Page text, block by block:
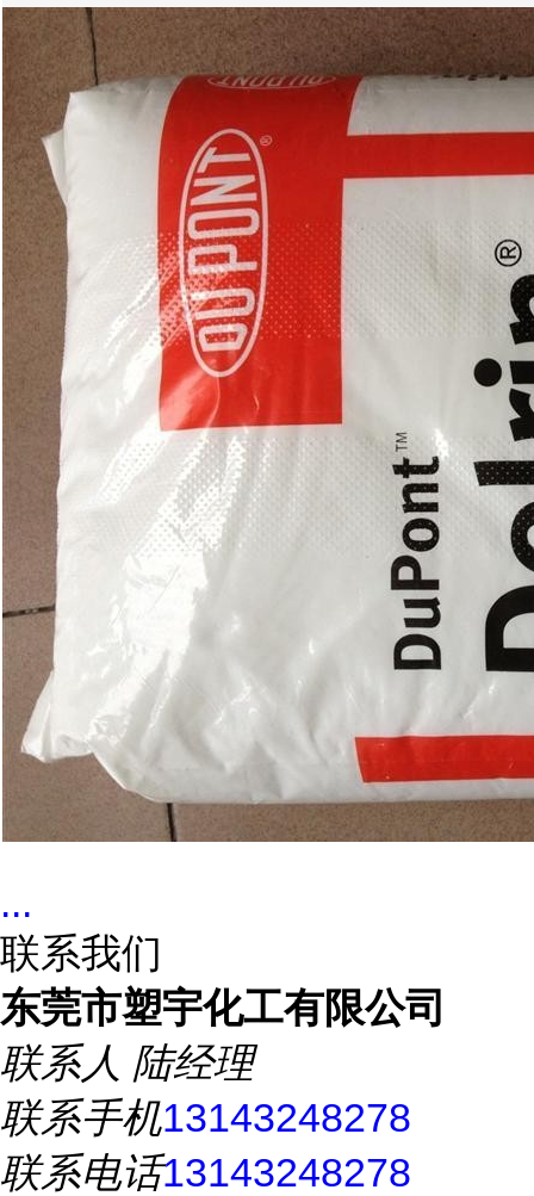
...
联系我们
东莞市塑宇化工有限公司
联系人 陆经理
联系手机13143248278
联系电话13143248278